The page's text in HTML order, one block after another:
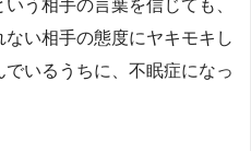
う相手の言葉を信じても、
い相手の態度にヤキモキし
いるうちに、不眠症になっ